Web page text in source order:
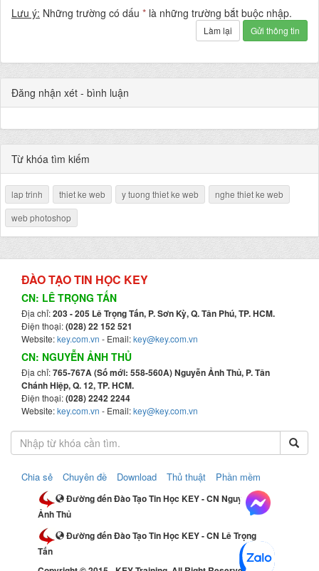
Lưu ý: Những trường có dấu * là những trường bắt buộc nhập.
Làm lại Gửi thông tin
Đăng nhận xét - bình luận
Từ khóa tìm kiếm
lap trinh thiet ke web y tuong thiet ke web
nghe thiet ke web
web photoshop
ĐÀO TẠO TIN HỌC KEY
CN: LÊ TRỌNG TẤN
Địa chỉ:203 - 205 Lê Trọng Tấn, P. Sơn Kỳ, Q. Tân Phú, TP. HCM.
Điện thoại:(028) 22 152 521
Website:key.com.vn - Email:key@key.com.vn
CN: NGUYỄN ẢNH THỦ
Địa chỉ:765-767A (Số mới: 558-560A) Nguyễn Ảnh Thủ, P. Tân
Chánh Hiệp, Q. 12, TP. HCM.
Điện thoại:(028) 2242 2244
Website:key.com.vn - Email:key@key.com.vn
Chia sẻ Chuyên đề Download Thủ thuật Phần mềm
Đường đến Đào Tạo Tin Học KEY - CN Nguyễn
Ảnh Thủ
Đường đến Đào Tạo Tin Học KEY - CN Lê Trọng
Tấn